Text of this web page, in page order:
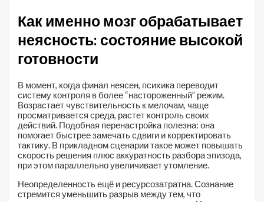
Как именно мозг обрабатывает
неясность: состояние высокой
готовности
В момент, когда финал неясен, психика переводит
систему контроля в более “настороженный” режим.
Возрастает чувствительность к мелочам, чаще
просматривается среда, растет контроль своих
действий. Подобная перенастройка полезна: она
помогает быстрее замечать сдвиги и корректировать
тактику. В прикладном сценарии такое может повышать
скорость решения плюс аккуратность разбора эпизода,
при этом параллельно увеличивает утомление.
Неопределенность ещё и ресурсозатратна. Сознание
стремится уменьшить разрыв между тем, что